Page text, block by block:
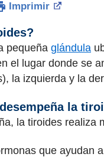
Imprimir
pequeña glándula
el lugar donde se
la izquierda y la
la
la tiroides realiza
que ayudan